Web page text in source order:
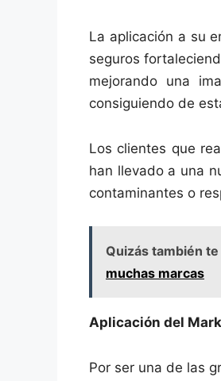
La aplicación a su
seguros
mejorando una
consiguiendo de
Los clientes que
han llevado a una
contaminantes o
Quizás también
muchas marcas
Aplicación del
Por ser una de las